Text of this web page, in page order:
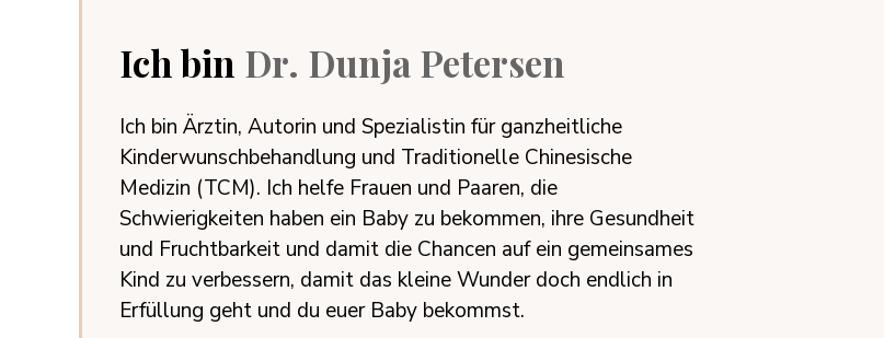
Ich bin Dr. Dunja Petersen
Ich bin Ärztin, Autorin und Spezialistin für ganzheitliche
Kinderwunschbehandlung und Traditionelle Chinesische
Medizin (TCM). Ich helfe Frauen und Paaren, die
Schwierigkeiten haben ein Baby zu bekommen, ihre Gesundheit
und Fruchtbarkeit und damit die Chancen auf ein gemeinsames
Kind zu verbessern, damit das kleine Wunder doch endlich in
Erfüllung geht und du euer Baby bekommst.